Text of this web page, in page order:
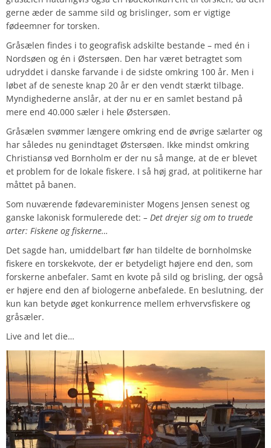
gerne æder de samme sild og brislinger, som er vigtige
fødeemner for torsken.
Gråsælen findes i to geografisk adskilte bestande – med én i
Nordsøen og én i Østersøen. Den har været betragtet som
udryddet i danske farvande i de sidste omkring 100 år. Men i
løbet af de seneste knap 20 år er den vendt stærkt tilbage.
Myndighederne anslår, at der nu er en samlet bestand på
mere end 40.000 sæler i hele Østersøen.
Gråsælen svømmer længere omkring end de øvrige sælarter og
har således nu genindtaget Østersøen. Ikke mindst omkring
Christiansø ved Bornholm er der nu så mange, at de er blevet
et problem for de lokale fiskere. I så høj grad, at politikerne har
måttet på banen.
Som nuværende fødevareminister Mogens Jensen senest og
ganske lakonisk formulerede det: – Det drejer sig om to truede
arter: Fiskene og fiskerne…
Det sagde han, umiddelbart før han tildelte de bornholmske
fiskere en torskekvote, der er betydeligt højere end den, som
forskerne anbefaler. Samt en kvote på sild og brisling, der også
er højere end den af biologerne anbefalede. En beslutning, der
kun kan betyde øget konkurrence mellem erhvervsfiskere og
gråsæler.
Live and let die…